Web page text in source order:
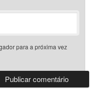
para a próxima vez